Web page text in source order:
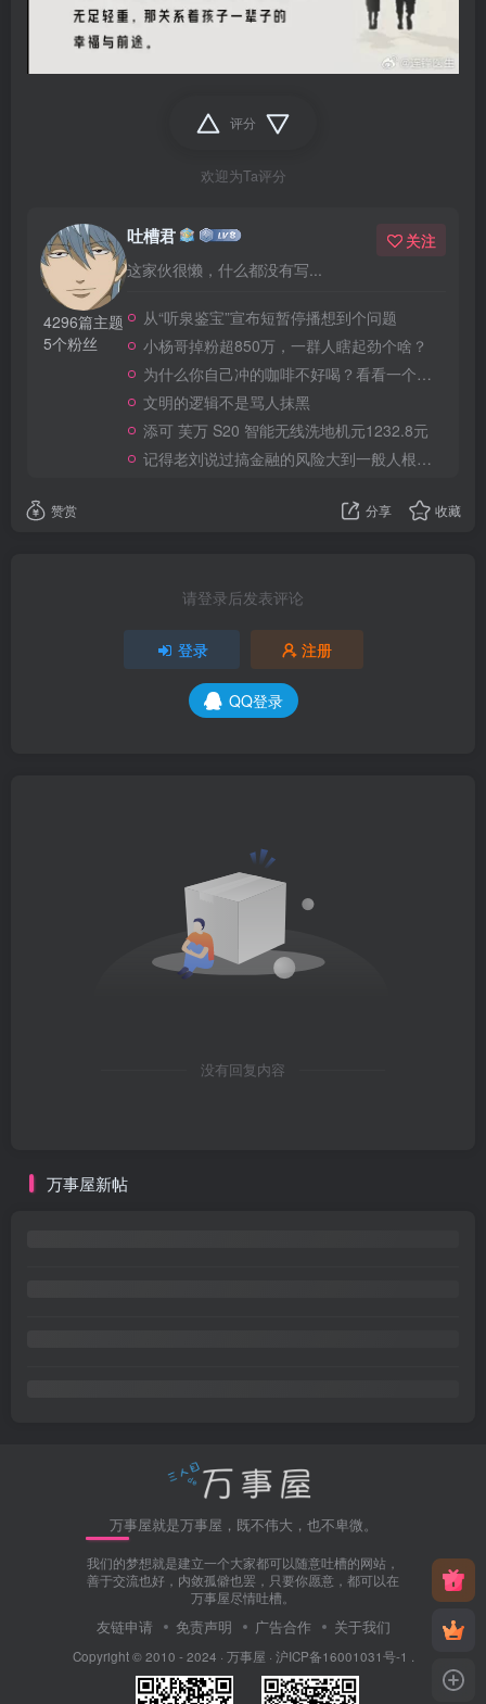
评分
欢迎为Ta评分
4296篇主题
5个粉丝
吐槽君
这家伙很懒，什么都没有写...
关注
从“听泉鉴宝”宣布短暂停播想到个问题
小杨哥掉粉超850万，一群人瞎起劲个啥？
为什么你自己冲的咖啡不好喝？看看一个自媒体博主的分享
文明的逻辑不是骂人抹黑
添可 芙万 S20 智能无线洗地机元1232.8元
记得老刘说过搞金融的风险大到一般人根本承受不起
赞赏 分享 收藏
请登录后发表评论
登录 注册
QQ登录
没有回复内容
万事屋新帖
万事屋就是万事屋，既不伟大，也不卑微。
我们的梦想就是建立一个大家都可以随意吐槽的网站，
善于交流也好，内敛孤僻也罢，只要你愿意，都可以在
万事屋尽情吐槽。
友链申请 免责声明 广告合作 关于我们
Copyright © 2010 - 2024 · 万事屋 · 沪ICP备16001031号-1